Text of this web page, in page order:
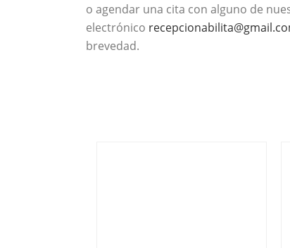
o agendar una cita con alguno de
electrónico
brevedad.